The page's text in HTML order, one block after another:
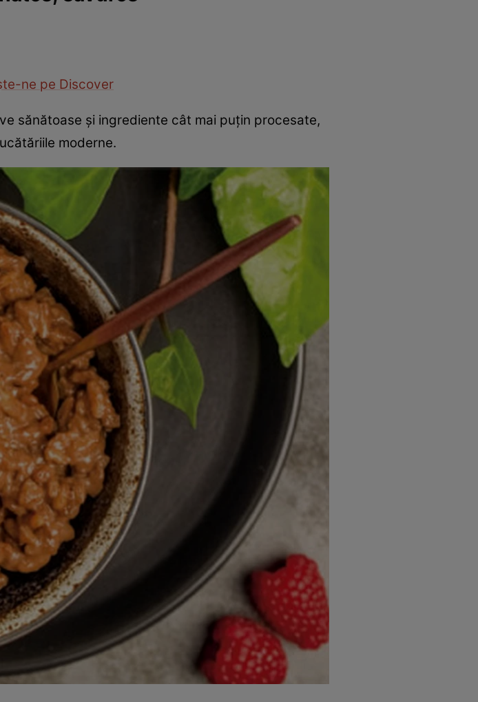
ne pe Discover
sănătoase și ingrediente cât mai puțin procesate,
moderne.